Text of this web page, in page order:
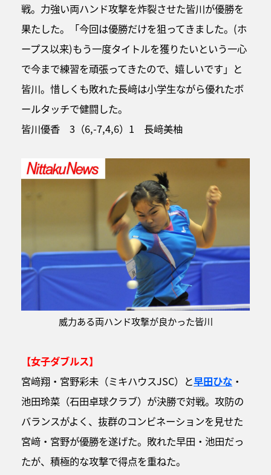
戦。力強い両ハンド攻撃を炸裂させた皆川が優勝を
果たした。「今回は優勝だけを狙ってきました。(ホ
ープス以来)もう一度タイトルを獲りたいという一心
で今まで練習を頑張ってきたので、嬉しいです」と
皆川。惜しくも敗れた長﨑は小学生ながら優れたボ
ールタッチで健闘した。
皆川優香 3（6,-7,4,6）1 長﨑美柚
威力ある両ハンド攻撃が良かった皆川
【女子ダブルス】
宮﨑翔・宮野彩未（ミキハウスJSC）と早田ひな ・
池田玲菜（石田卓球クラブ）が決勝で対戦。攻防の
バランスがよく、抜群のコンビネーションを見せた
宮﨑・宮野が優勝を遂げた。敗れた早田・池田だっ
たが、積極的な攻撃で得点を重ねた。